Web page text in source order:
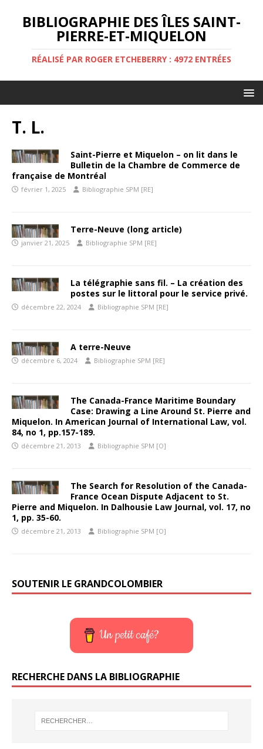
BIBLIOGRAPHIE DES ÎLES SAINT-
PIERRE-ET-MIQUELON
RÉALISÉ PAR ROGER ETCHEBERRY : 4972 ENTRÉES
T. L.
Saint-Pierre et Miquelon – on lit dans le
Bulletin de la Chambre de Commerce de
française de Montréal
février 1, 2025 Bibliographie SPM [RE]
Terre-Neuve (long article)
janvier 21, 2025 Bibliographie SPM [RE]
La télégraphie sans fil. – La création des
postes sur le littoral pour le service privé.
décembre 22, 2024 Bibliographie SPM [RE]
A terre-Neuve
décembre 6, 2024 Bibliographie SPM [RE]
The Canada-France Maritime Boundary
Case: Drawing a Line Around St. Pierre and
Miquelon. In American Journal of International Law, vol.
84, no 1, pp.157-189.
décembre 21, 2013 Bibliographie SPM [O]
The Search for Resolution of the Canada-
France Ocean Dispute Adjacent to St.
Pierre and Miquelon. In Dalhousie Law Journal, vol. 17, no
1, pp. 35-60.
décembre 21, 2013 Bibliographie SPM [O]
SOUTENIR LE GRANDCOLOMBIER
Un petit café?
RECHERCHE DANS LA BIBLIOGRAPHIE